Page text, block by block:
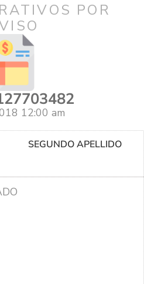
POR
12:00 am
SEGUNDO APELLIDO